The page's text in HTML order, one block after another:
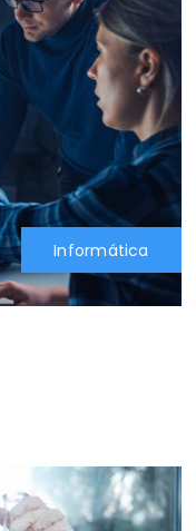
Informática